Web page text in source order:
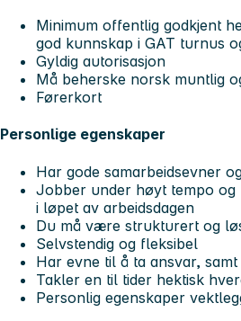
Minimum offentlig godkjent
god kunnskap i GAT turnus
Gyldig autorisasjon
Må beherske norsk muntlig
Førerkort
Personlige egenskaper
Har gode samarbeidsevner
Jobber under høyt tempo
i løpet av arbeidsdagen
Du må være strukturert og
Selvstendig og fleksibel
Har evne til å ta ansvar,
Takler en til tider hektisk
Personlig egenskaper